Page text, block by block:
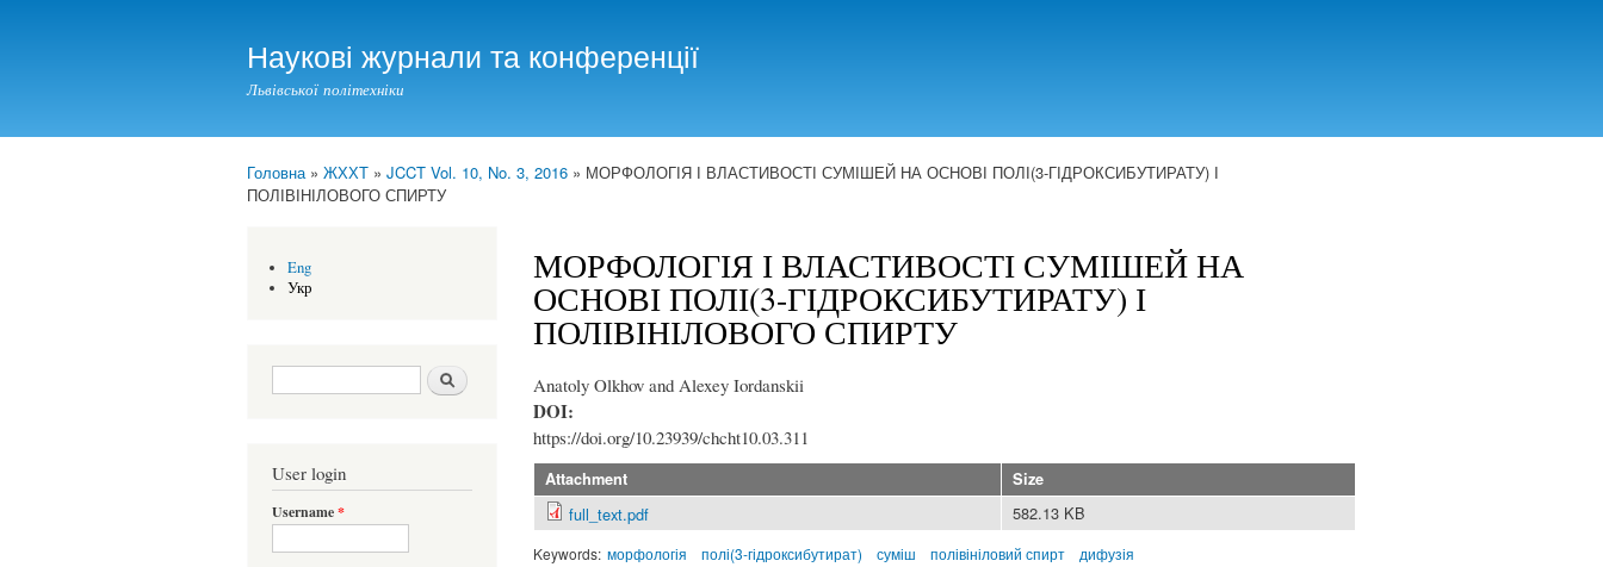
Наукові журнали та конференції
Львівської політехніки
You are here
Головна» ЖХХТ » JCCT Vol. 10, No. 3, 2016 » МОРФОЛОГІЯ І ВЛАСТИВОСТІ СУМІШЕЙ НА ОСНОВІ ПОЛІ(3-ГІДРОКСИБУТИРАТУ) І
ПОЛІВІНІЛОВОГО СПИРТУ
Eng
Укр
Search form Шукати
User login
Username*
МОРФОЛОГІЯ І ВЛАСТИВОСТІ СУМІШЕЙ НА
ОСНОВІ ПОЛІ(3-ГІДРОКСИБУТИРАТУ) І
ПОЛІВІНІЛОВОГО СПИРТУ
Anatoly Olkhov and Alexey Iordanskii
DOI:
https://doi.org/10.23939/chcht10.03.311
Attachment Size
full_text.pdf 582.13 KB
Keywords: морфологія полі(3-гідроксибутират) суміш полівініловий спирт дифузія